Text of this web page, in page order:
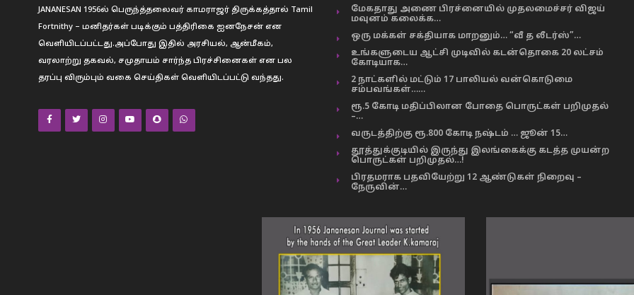
JANANESAN 1956ல் பெருந்த்தலைவர் காமராஜர் திருக்கத்தால் Tamil
Fortnithy – மனிதர்கள் படிக்கும் பத்திரிகை ஐனநேசன் என
வெளியிடப்பட்டது.அப்போது இதில் அரசியல், ஆன்மீகம்,
வரலாற்று தகவல், சமுதாயம் சார்ந்த பிரச்சினைகள் என பல
தரப்பு விரும்பும் வகை செய்திகள் வெளியிடப்பட்டு வந்தது.
மேகதாது அணை பிரச்னையில் முதலமைச்சர் விஜய்
மவுனம் கலைக்க…
ஒரு மக்கள் சக்தியாக மாறனும்… “வீ த லீடர்ஸ்”…
உங்களுடைய ஆட்சி முடிவில் கடன்தொகை 20 லட்சம்
கோடியாக…
2 நாட்களில் மட்டும் 17 பாலியல் வன்கொடுமை
சம்பவங்கள்……
ரூ.5 கோடி மதிப்பிலான போதை பொருட்கள் பறிமுதல்
–…
வருடத்திற்கு ரூ.800 கோடி நஷ்டம் … ஜூன் 15…
தூத்துக்குடியில் இருந்து இலங்கைக்கு கடத்த முயன்ற
பொருட்கள் பறிமுதல்…!
பிரதமராக பதவியேற்று 12 ஆண்டுகள் நிறைவு –
நேருவின்…